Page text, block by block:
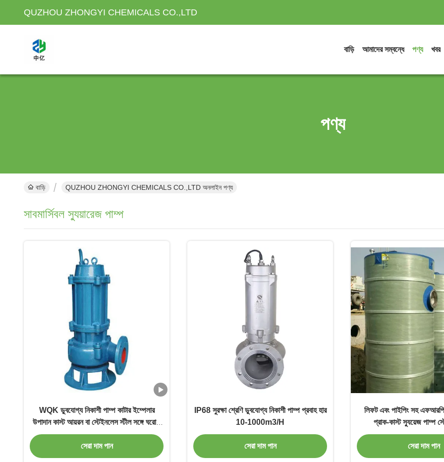
QUZHOU ZHONGYI CHEMICALS CO.,LTD
বাড়ি আমাদের সম্বন্ধে পণ্য খবর
পণ্য
বাড়ি QUZHOU ZHONGYI CHEMICALS CO.,LTD অনলাইন পণ্য
সাবমার্সিবল স্যুয়ারেজ পাম্প
WQK ডুবযোগ্য নিকাশী পাম্প কাটার ইম্পেলার
উপাদান কাস্ট আয়রন বা স্টেইনলেস স্টীল সঙ্গে ঘরোয়া
ডুবযোগ্য জল পাম্প
সেরা দাম পান
IP68 সুরক্ষা শ্রেণি ডুবযোগ্য নিকাশী পাম্প প্রবাহ হার
10-1000m3/H
সেরা দাম পান
লিফট এবং পাইপিং সহ
প্রাক-কাস্ট স্যুয়েজ পাম্প
সেরা দাম পান